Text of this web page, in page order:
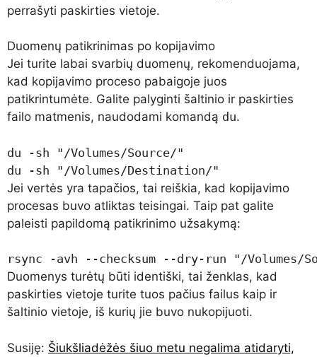
perrašyti paskirties vietoje.
Duomenų patikrinimas po kopijavimo
Jei turite labai svarbių duomenų, rekomenduojama,
kad kopijavimo proceso pabaigoje juos
patikrintumėte. Galite palyginti šaltinio ir paskirties
failo matmenis, naudodami komandą du.
du -sh "/Volumes/Source/"
du -sh "/Volumes/Destination/"
Jei vertės yra tapačios, tai reiškia, kad kopijavimo
procesas buvo atliktas teisingai. Taip pat galite
paleisti papildomą patikrinimo užsakymą:
rsync -avh --checksum --dry-run "/Volumes/
Duomenys turėtų būti identiški, tai ženklas, kad
paskirties vietoje turite tuos pačius failus kaip ir
šaltinio vietoje, iš kurių jie buvo nukopijuoti.
Susiję: Šiukšliadėžės šiuo metu negalima atidaryti,